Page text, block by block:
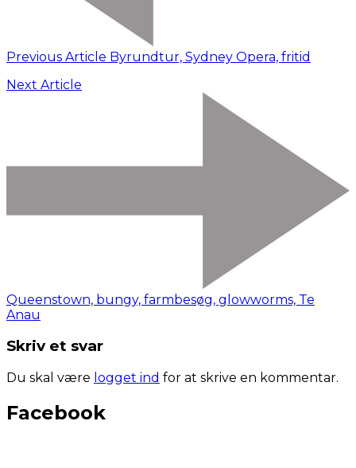
Previous Article Byrundtur, Sydney Opera, fritid
Next Article
Queenstown, bungy, farmbesøg, glowworms, Te
Anau
Skriv et svar
Du skal være logget ind for at skrive en kommentar.
Facebook